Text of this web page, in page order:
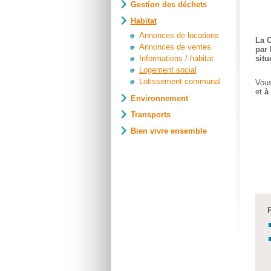
Gestion des déchets
Habitat
Annonces de locations
Annonces de ventes
Informations / habitat
Logement social
Lotissement communal
Environnement
Transports
Bien vivre ensemble
La
par
et à